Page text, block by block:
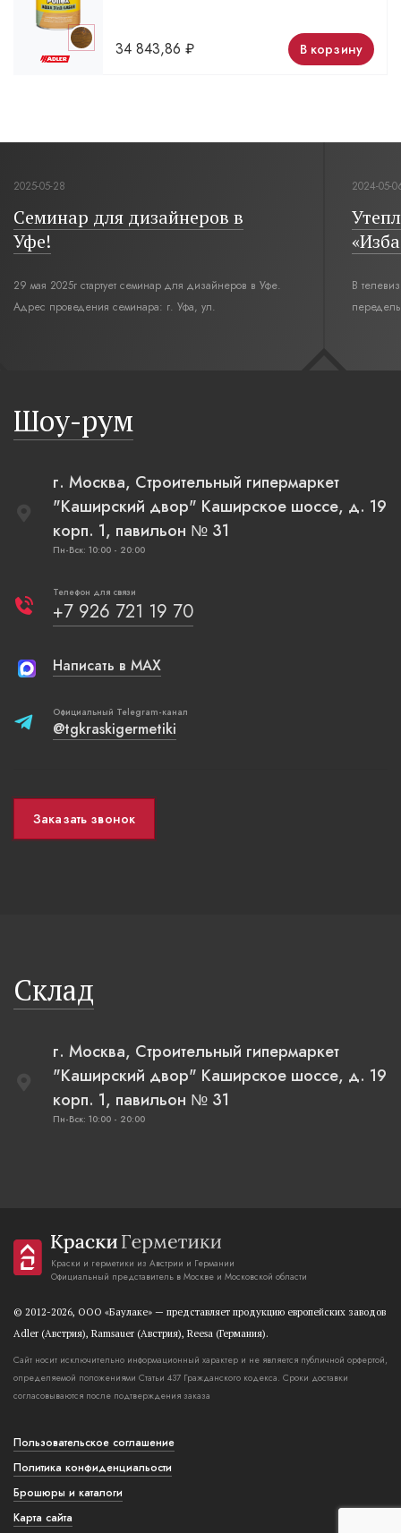
34 843,86 ₽ В корзину
2025-05-28
Семинар для дизайнеров в
Уфе!
29 мая 2025г стартует семинар для дизайнеров в Уфе.
Адрес проведения семинара: г. Уфа, ул.
2024-05-
В
Шоу-рум
г. Москва, Строительный гипермаркет
"Каширский двор" Каширское шоссе, д. 19
корп. 1, павильон № 31
Пн-Вск: 10:00 - 20:00
Телефон для связи
+7 926 721 19 70
Написать в MAX
Официальный Telegram-канал
@tgkraskigermetiki
Заказать звонок
Склад
г. Москва, Строительный гипермаркет
"Каширский двор" Каширское шоссе, д. 19
корп. 1, павильон № 31
Пн-Вск: 10:00 - 20:00
Краски и герметики из Австрии и Германии
Официальный представитель в Москве и Московской области
© 2012-2026, OOO «Баулаке» — представляет продукцию европейских заводов
Adler (Австрия), Ramsauer (Австрия), Reesa (Германия).
Сайт носит исключительно информационный характер и не является публичной орфертой,
определяемой положениями Статьи 437 Гражданского кодекса. Сроки доставки
согласовываются после подтверждения заказа
Пользовательское соглашение
Политика конфиденциальости
Брошюры и каталоги
Карта сайта